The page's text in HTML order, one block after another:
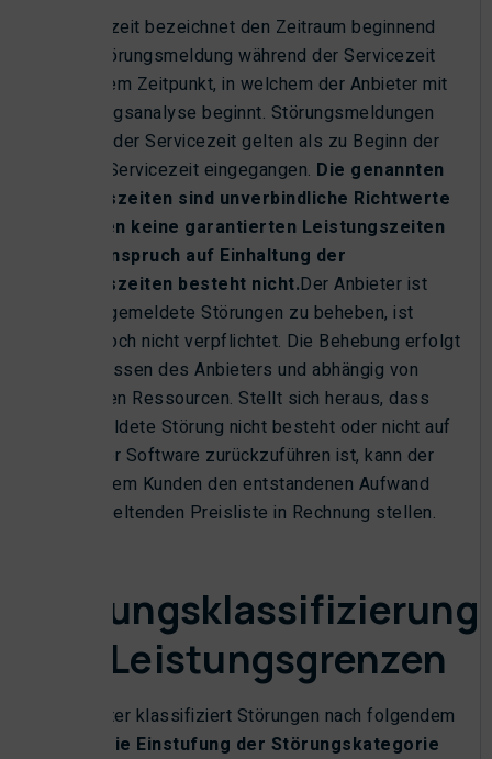
Reaktionszeit bezeichnet den Zeitraum beginnend
mit der Störungsmeldung während der Servicezeit
bis zu jenem Zeitpunkt, in welchem der Anbieter mit
der Störungsanalyse beginnt. Störungsmeldungen
außerhalb der Servicezeit gelten als zu Beginn der
nächsten Servicezeit eingegangen. Die genannten
Reaktionszeiten sind unverbindliche Richtwerte
und stellen keine garantierten Leistungszeiten
dar. Ein Anspruch auf Einhaltung der
Reaktionszeiten besteht nicht.Der Anbieter ist
bestrebt, gemeldete Störungen zu beheben, ist
hierzu jedoch nicht verpflichtet. Die Behebung erfolgt
nach Ermessen des Anbieters und abhängig von
verfügbaren Ressourcen. Stellt sich heraus, dass
eine gemeldete Störung nicht besteht oder nicht auf
Mängel der Software zurückzuführen ist, kann der
Anbieter dem Kunden den entstandenen Aufwand
nach der geltenden Preisliste in Rechnung stellen.
Störungsklassifizierung
und Leistungsgrenzen
Der Anbieter klassifiziert Störungen nach folgendem
Die Einstufung der Störungskategorie